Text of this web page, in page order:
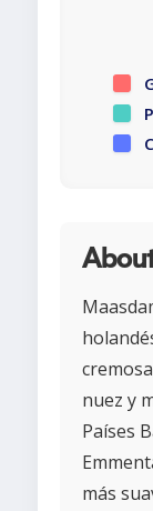
nuez y
Países
más